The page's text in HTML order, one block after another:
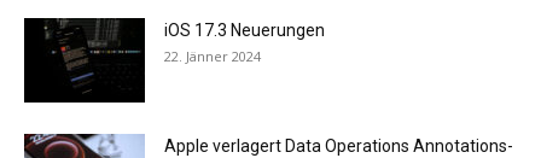
iOS 17.3 Neuerungen
22. Jänner 2024
Apple verlagert Data Operations Annotations-